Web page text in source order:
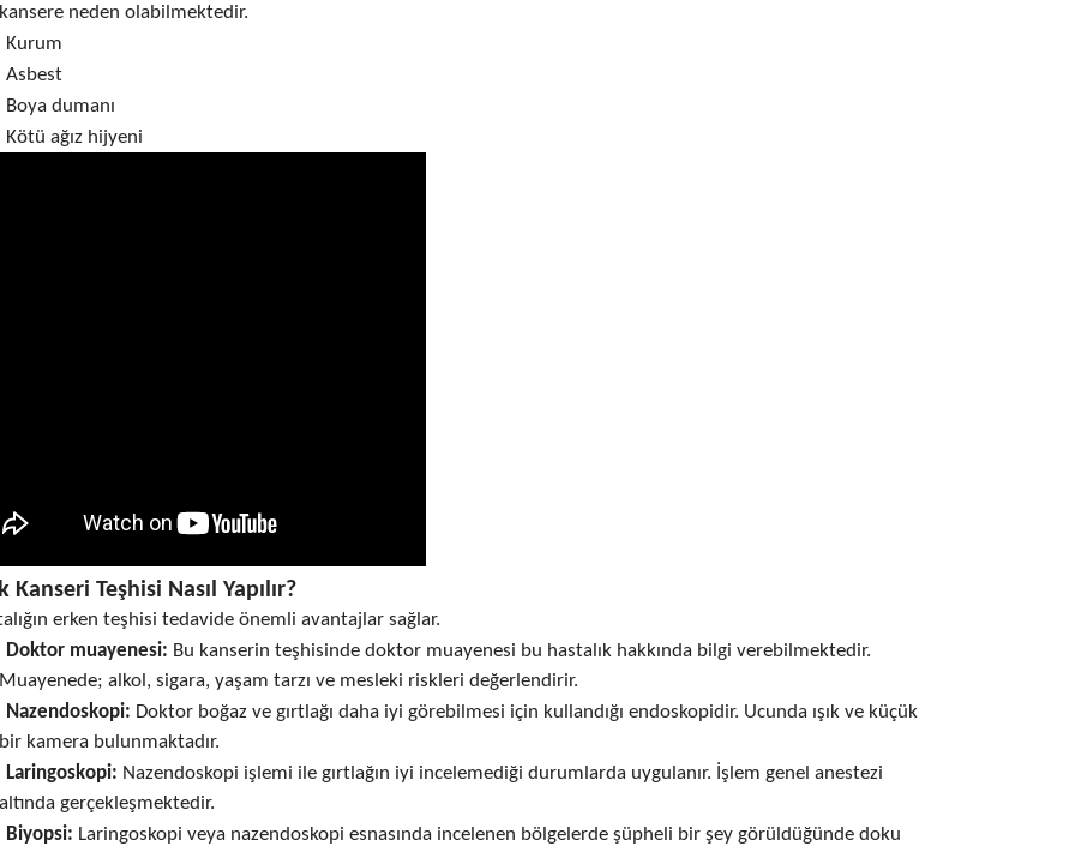
kansere neden olabilmektedir.
Kurum
Asbest
Boya dumanı
Kötü ağız hijyeni
Kanseri Teşhisi Nasıl Yapılır?
erken teşhisi tedavide önemli avantajlar sağlar.
Doktor muayenesi: Bu kanserin teşhisinde doktor muayenesi bu hastalık hakkında bilgi verebilmektedir.
Muayenede; alkol, sigara, yaşam tarzı ve mesleki riskleri değerlendirir.
Nazendoskopi: Doktor boğaz ve gırtlağı daha iyi görebilmesi için kullandığı endoskopidir. Ucunda ışık ve küçük
bir kamera bulunmaktadır.
Laringoskopi: Nazendoskopi işlemi ile gırtlağın iyi incelemediği durumlarda uygulanır. İşlem genel anestezi
altında gerçekleşmektedir.
Biyopsi: Laringoskopi veya nazendoskopi esnasında incelenen bölgelerde şüpheli bir şey görüldüğünde doku